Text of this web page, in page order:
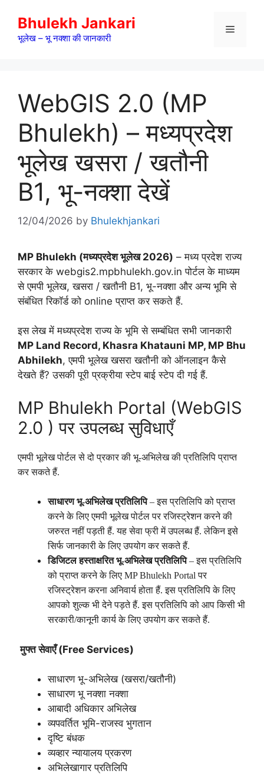
content
Bhulekh Jankari
भूलेख – भू नक्शा की जानकारी
Menu
WebGIS 2.0 (MP
Bhulekh) – मध्यप्रदेश
भूलेख खसरा / खतौनी
B1, भू-नक्शा देखें
12/04/2026 by Bhulekhjankari
MP Bhulekh (मध्यप्रदेश भूलेख 2026) – मध्य प्रदेश राज्य
सरकार के webgis2.mpbhulekh.gov.in पोर्टल के माध्यम
से एमपी भूलेख, खसरा / खतौनी B1, भू-नक्शा और अन्य भूमि से
संबंधित रिकॉर्ड को online प्राप्त कर सकते हैं.
इस लेख में मध्यप्रदेश राज्य के भूमि से सम्बंधित सभी जानकारी
MP Land Record, Khasra Khatauni MP, MP Bhu
Abhilekh, एमपी भूलेख खसरा खतौनी को ऑनलाइन कैसे
देखते हैं? उसकी पूरी प्रक्रीया स्टेप बाई स्टेप दी गई हैं.
MP Bhulekh Portal (WebGIS
2.0 ) पर उपलब्ध सुविधाएँ
एमपी भूलेख पोर्टल से दो प्रकार की भू-अभिलेख की प्रतिलिपि प्राप्त
कर सकते हैं.
साधारण भू-अभिलेख प्रतिलिपि– इस प्रतिलिपि को प्राप्त
करने के लिए एमपी भूलेख पोर्टल पर रजिस्ट्रेशन करने की
जरुरत नहीं पड़ती हैं. यह सेवा फ्री में उपलब्ध हैं. लेकिन इसे
सिर्फ जानकारी के लिए उपयोग कर सकते हैं.
डिजिटल हस्ताक्षरित भू-अभिलेख प्रतिलिपि– इस प्रतिलिपि
को प्राप्त करने के लिए MP Bhulekh Portal पर
रजिस्ट्रेशन करना अनिवार्य होता हैं. इस प्रतिलिपि के लिए
आपको शुल्क भी देने पड़ते हैं. इस प्रतिलिपि को आप किसी भी
सरकारी/कानूनी कार्य के लिए उपयोग कर सकते हैं.
मुफ्त सेवाएँ (Free Services)
साधारण भू-अभिलेख (खसरा/खतौनी)
साधारण भू नक्शा नक्शा
आबादी अधिकार अभिलेख
व्यपवर्तित भूमि-राजस्व भुगतान
दृष्टि बंधक
व्यव्हार न्यायालय प्रकरण
अभिलेखागार प्रतिलिपि